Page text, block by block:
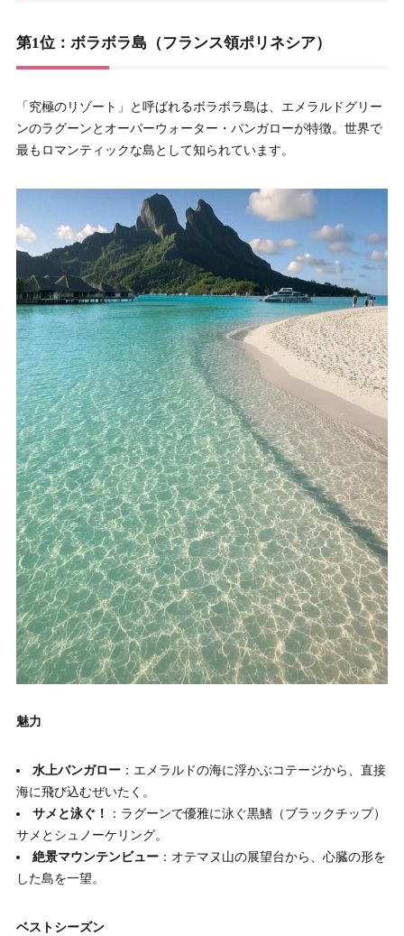
第1位：ボラボラ島（フランス領ポリネシア）
「究極のリゾート」と呼ばれるボラボラ島は、エメラルドグリー
ンのラグーンとオーバーウォーター・バンガローが特徴。世界で
最もロマンティックな島として知られています。
魅力
水上バンガロー ：エメラルドの海に浮かぶコテージから、直接
海に飛び込むぜいたく。
サメと泳ぐ！
：ラグーンで優雅に泳ぐ黒鰭（ブラックチップ）
サメとシュノーケリング。
絶景マウンテンビュー ：オテマヌ山の展望台から、心臓の形を
した島を一望。
ベストシーズン